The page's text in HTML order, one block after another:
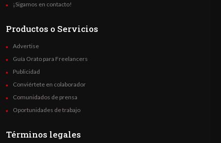
¡Sigamos en contacto!
Productos o Servicios
Advertise
Guía Orato para Freelancers
Publicidad
Conviértete en colaborador
Comunidados de prensa
Oportunidades de trabajo
Términos legales